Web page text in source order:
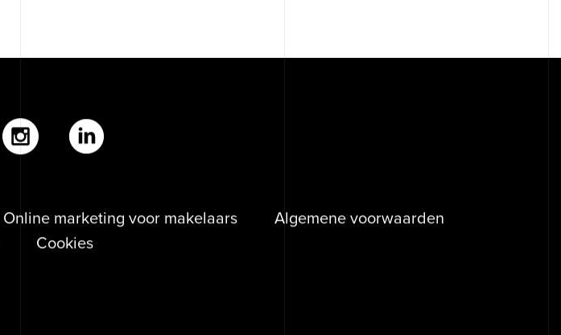
Online marketing voor makelaars
Algemene voorwaarden
Cookies